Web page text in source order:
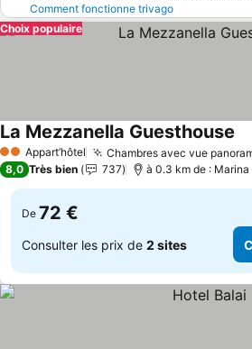
Comment fonctionne trivago
Choix populaire
2 ÉtoilesAppart’hôtel Chambres avec vue
La Mezzanella Guesthouse
8,0 Très bien 737 à 0.3 km de : Marina
De 72 €
Consulter les prix de 2 sites